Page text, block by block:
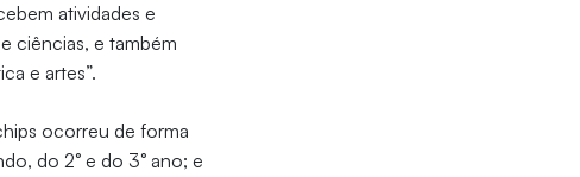
atividades e
ciências, e também
e artes”.
ocorreu de forma
do 2° e do 3° ano; e